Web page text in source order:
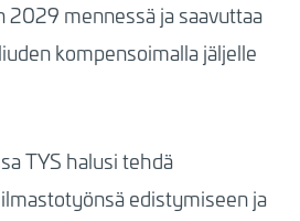
2029 mennessä ja saavuttaa
kompensoimalla jäljelle
TYS halusi tehdä
edistymiseen ja